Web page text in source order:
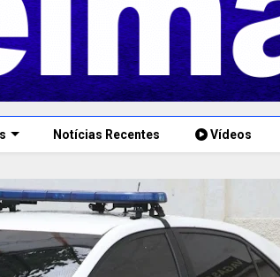
Notícias Recentes Vídeos